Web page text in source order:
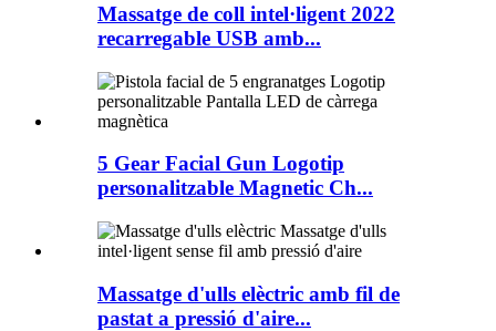
Massatge de coll intel·ligent 2022
recarregable USB amb...
5 Gear Facial Gun Logotip
personalitzable Magnetic Ch...
Massatge d'ulls elèctric amb fil de
pastat a pressió d'aire...